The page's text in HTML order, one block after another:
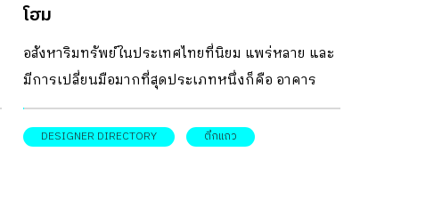
โฮม
อสังหาริมทรัพย์ในประเทศไทยที่นิยม แพร่หลาย และ
มีการเปลี่ยนมือมากที่สุดประเภทหนึ่งก็คือ อาคาร
พาณิชย์ หรือที่เราเรียกว่า ตึกแถว ทาวน์โฮม นั่นเอง
room จึงอยากขอแนะนำ 10 สถาปนิก ที่มีผลงานการ
DESIGNER DIRECTORY ตึกแถว